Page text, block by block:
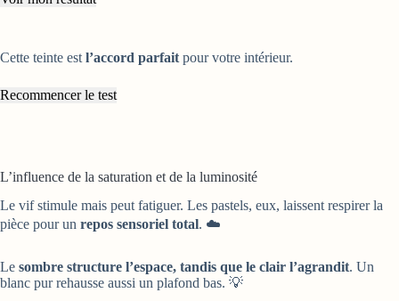
Cette teinte est l’accord parfait pour votre intérieur.
Recommencer le test
L’influence de la saturation et de la luminosité
Le vif stimule mais peut fatiguer. Les pastels, eux, laissent respirer la
pièce pour un repos sensoriel total. ☁️
Le sombre structure l’espace, tandis que le clair l’agrandit. Un
blanc pur rehausse aussi un plafond bas. 💡